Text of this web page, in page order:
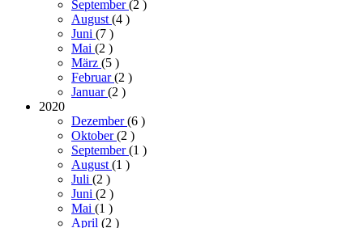
September(2 )
August (4 )
Juni (7 )
Mai (2 )
März (5 )
Februar(2 )
Januar(2 )
2020
Dezember(6 )
Oktober(2 )
September(1 )
August (1 )
Juli (2 )
Juni (2 )
Mai (1 )
April (2 )